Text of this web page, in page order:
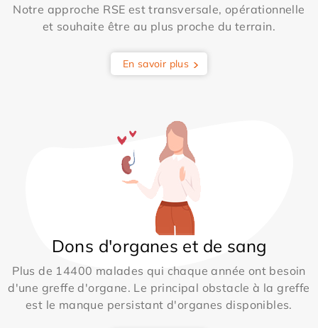
Notre approche RSE est transversale, opérationnelle
et souhaite être au plus proche du terrain.
En savoir plus
Dons d'organes et de sang
Plus de 14400 malades qui chaque année ont besoin
d'une greffe d'organe. Le principal obstacle à la greffe
est le manque persistant d'organes disponibles.